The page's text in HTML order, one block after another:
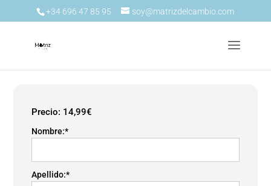
+34 696 47 85 95 soy@matrizdelcambio.com
Precio: 14,99€
Nombre:*
Apellido:*